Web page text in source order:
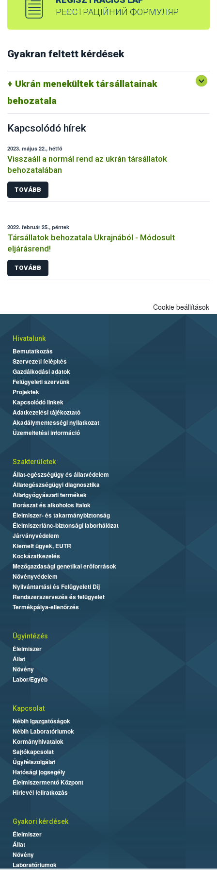
РЕЄСТРАЦІЙНИЙ ФОРМУЛЯР
Gyakran feltett kérdések
Ukrán menekültek társállatainak
behozatala
Kapcsolódó hírek
2023. május 22., hétfő
Visszaáll a normál rend az ukrán társállatok
behozatalában
TOVÁBB
2022. február 25., péntek
Társállatok behozatala Ukrajnából - Módosult
eljárásrend!
TOVÁBB
Cookie beállítások
Hivatalunk
Bemutatkozás
Szervezeti felépítés
Gazdálkodási adatok
Felügyeleti szervünk
Projektek
Kapcsolódó linkek
Adatkezelési tájékoztató
Akadálymentességi nyilatkozat
Üzemeltetési információ
Szakterületek
Állat-egészségügy és állatvédelem
Állategészségügyi diagnosztika
Állatgyógyászati termékek
Borászat és alkoholos italok
Élelmiszer- és takarmánybiztonság
Élelmiszerlánc-biztonsági laborhálózat
Járványvédelem
Kiemelt ügyek, EUTR
Kockázatkezelés
Mezőgazdasági genetikai erőforrások
Növényvédelem
Nyilvántartási és Felügyeleti Díj
Rendszerszervezés és felügyelet
Termékpálya-ellenőrzés
Ügyintézés
Élelmiszer
Állat
Növény
Labor/Egyéb
Kapcsolat
Nébih Igazgatóságok
Nébih Laboratóriumok
Kormányhivatalok
Sajtókapcsolat
Ügyfélszolgálat
Hatósági jogsegély
Élelmiszermentő Központ
Hírlevél feliratkozás
Gyakori kérdések
Élelmiszer
Állat
Növény
Laboratóriumok